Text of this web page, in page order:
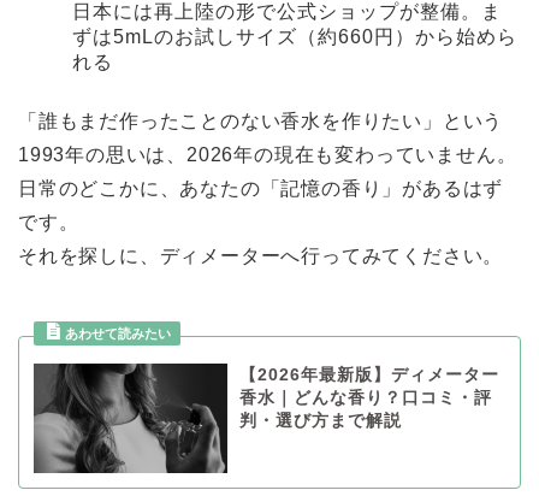
日本には再上陸の形で公式ショップが整備。ま
ずは5mLのお試しサイズ（約660円）から始めら
れる
「誰もまだ作ったことのない香水を作りたい」という
1993年の思いは、2026年の現在も変わっていません。
日常のどこかに、あなたの「記憶の香り」があるはず
です。
それを探しに、ディメーターへ行ってみてください。
【2026年最新版】ディメーター
香水｜どんな香り？口コミ・評
判・選び方まで解説